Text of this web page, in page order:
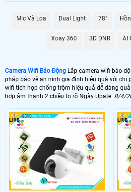
Mic Và Loa Dual Light 78°
Xoay 360 3D DNR AI
Camera Wifi Báo Động Lắp camera wifi báo
pháp bảo vệ an ninh gia đình hiệu quả với chi
wifi tích hợp chống trộm hiệu quả dễ dàng
hợp âm thanh 2 chiều to rõ Ngày Upate: 8/4/
920